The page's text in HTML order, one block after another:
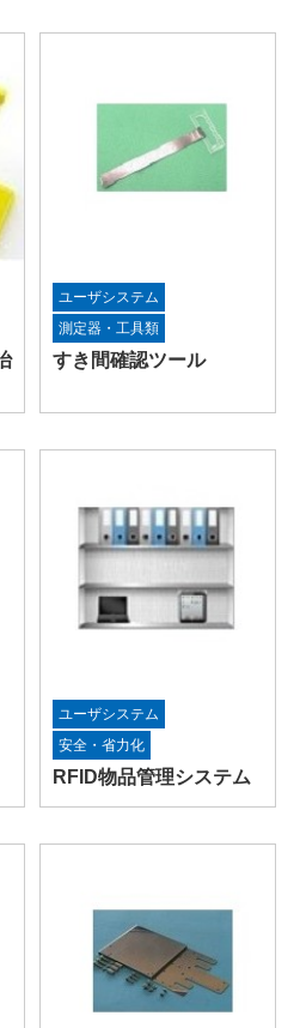
ユーザシステム
測定器・工具類
すき間確認ツール
ユーザシステム
安全・省力化
RFID物品管理システム